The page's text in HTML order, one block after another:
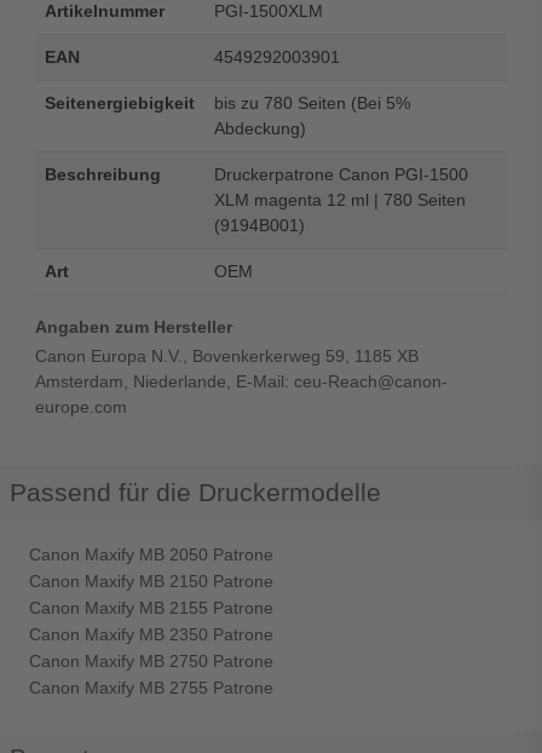
Artikelnummer PGI-1500XLM
EAN 4549292003901
Seitenergiebigkeit
bis zu 780 Seiten (Bei 5%
Abdeckung)
Beschreibung
Druckerpatrone Canon PGI-1500
XLM magenta 12 ml | 780 Seiten
(9194B001)
Art OEM
Angaben zum Hersteller
Canon Europa N.V., Bovenkerkerweg 59, 1185 XB
Amsterdam, Niederlande, E-Mail: ceu-Reach@canon-
europe.com
Passend für die Druckermodelle
Canon Maxify MB 2050 Patrone
Canon Maxify MB 2150 Patrone
Canon Maxify MB 2155 Patrone
Canon Maxify MB 2350 Patrone
Canon Maxify MB 2750 Patrone
Canon Maxify MB 2755 Patrone